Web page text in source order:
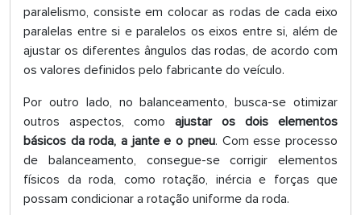
paralelismo, consiste em colocar as rodas de cada eixo
paralelas entre si e paralelos os eixos entre si, além de
ajustar os diferentes ângulos das rodas, de acordo com
os valores definidos pelo fabricante do veículo.
Por outro lado, no balanceamento, busca-se otimizar
outros aspectos, como ajustar os dois elementos
básicos da roda, a jante e o pneu. Com esse processo
de balanceamento, consegue-se corrigir elementos
físicos da roda, como rotação, inércia e forças que
possam condicionar a rotação uniforme da roda.